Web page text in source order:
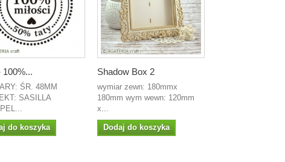
100%...
ŚR. 48MM
SASILLA
do koszyka
Shadow Box 2
wymiar zewn: 180mmx
180mm wym wewn: 120mm
x...
Dodaj do koszyka